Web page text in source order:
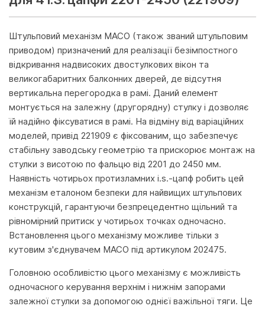
Штульповий механізм MACO (також званий штульповим
приводом) призначений для реалізації безімпостного
відкривання надвисоких двостулкових вікон та
великогабаритних балконних дверей, де відсутня
вертикальна перегородка в рамі. Даний елемент
монтується на залежну (другорядну) стулку і дозволяє
їй надійно фіксуватися в рамі. На відміну від варіаційних
моделей, привід 221909 є фіксованим, що забезпечує
стабільну заводську геометрію та прискорює монтаж на
стулки з висотою по фальцю від 2201 до 2450 мм.
Наявність чотирьох протизламних i.s.-цапф робить цей
механізм еталоном безпеки для найвищих штульпових
конструкцій, гарантуючи безпрецедентно щільний та
рівномірний притиск у чотирьох точках одночасно.
Встановлення цього механізму можливе тільки з
кутовим з'єднувачем MACO під артикулом 202475.
Головною особливістю цього механізму є можливість
одночасного керування верхнім і нижнім запорами
залежної стулки за допомогою однієї важільної тяги. Це